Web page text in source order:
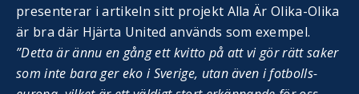
presenterar i artikeln sitt projekt Alla Är Olika-Olika
är bra där Hjärta United används som exempel.
”Detta är ännu en gång ett kvitto på att vi gör rätt saker
som inte bara ger eko i Sverige, utan även i fotbolls-